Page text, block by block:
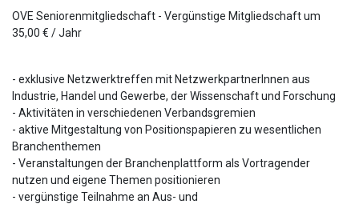
OVE Seniorenmitgliedschaft - Vergünstige Mitgliedschaft um
35,00 € / Jahr
- exklusive Netzwerktreffen mit NetzwerkpartnerInnen aus
Industrie, Handel und Gewerbe, der Wissenschaft und Forschung
- Aktivitäten in verschiedenen Verbandsgremien
- aktive Mitgestaltung von Positionspapieren zu wesentlichen
Branchenthemen
- Veranstaltungen der Branchenplattform als Vortragender
nutzen und eigene Themen positionieren
- vergünstige Teilnahme an Aus- und